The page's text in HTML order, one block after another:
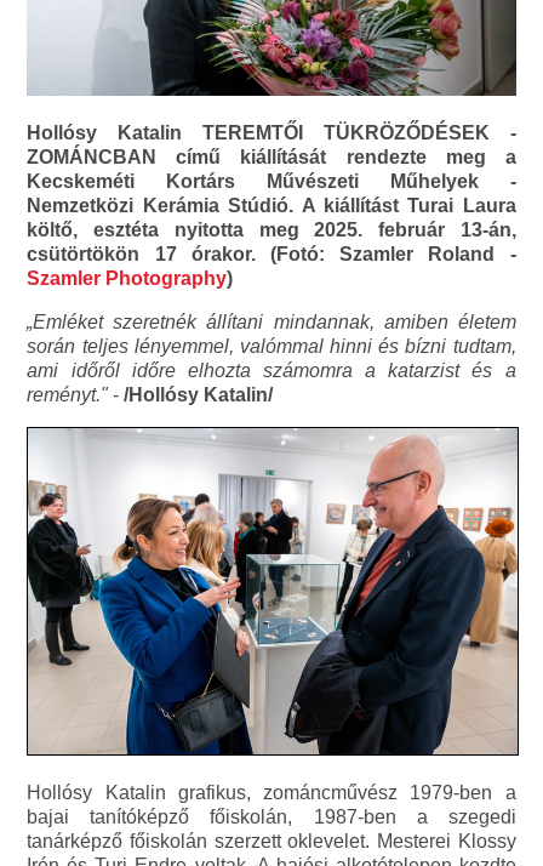
Hollósy Katalin TEREMTŐI TÜKRÖZŐDÉSEK -
ZOMÁNCBAN című kiállítását rendezte meg a
Kecskeméti Kortárs Művészeti Műhelyek -
Nemzetközi Kerámia Stúdió. A kiállítást Turai Laura
költő, esztéta nyitotta meg 2025. február 13-án,
csütörtökön 17 órakor. (Fotó: Szamler Roland -
Szamler Photography)
„Emléket szeretnék állítani mindannak, amiben életem
során teljes lényemmel, valómmal hinni és bízni tudtam,
ami időről időre elhozta számomra a katarzist és a
reményt."-/Hollósy Katalin/
Hollósy Katalin grafikus, zománcművész 1979-ben a
bajai tanítóképző főiskolán, 1987-ben a szegedi
tanárképző főiskolán szerzett oklevelet. Mesterei Klossy